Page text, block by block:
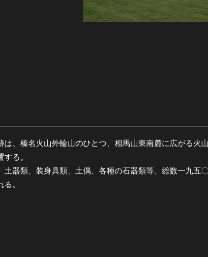
、榛名火山外輪山のひとつ、相馬山東南麓に広がる火
する。
器類、装身具類、土偶、各種の石器類等、総数一九五
る。